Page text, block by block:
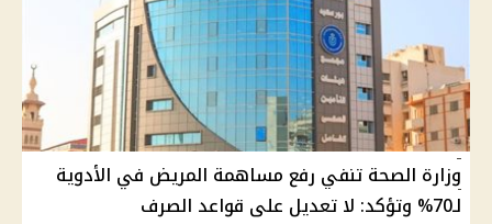
وزارة الصحة تنفي رفع مساهمة المريض في الأدوية
لـ70% وتؤكد: لا تعديل على قواعد الصرف